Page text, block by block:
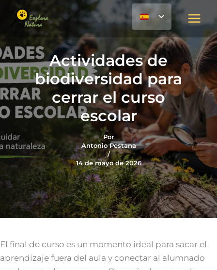
contenido
contenido
Actividades de
biodiversidad para
cerrar el curso
escolar
Por
Antonio Pestana
/
14 de mayo de 2026
El final de curso es un momento ideal para sacar el
aprendizaje fuera del aula y conectar al alumnado